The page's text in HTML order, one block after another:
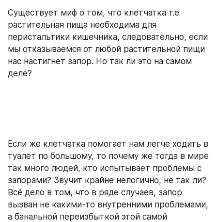
Существует миф о том, что клетчатка т.е
растительная пища необходима для
перистальтики кишечника, следовательно, если
мы отказываемся от любой растительной пищи
нас настигнет запор. Но так ли это на самом
деле?
Если же клетчатка помогает нам легче ходить в
туалет по большому, то почему же тогда в мире
так много людей, кто испытывает проблемы с
запорами? Звучит крайне нелогично, не так ли?
Всё дело в том, что в ряде случаев, запор
вызван не какими-то внутренними проблемами,
а банальной переизбыткой этой самой